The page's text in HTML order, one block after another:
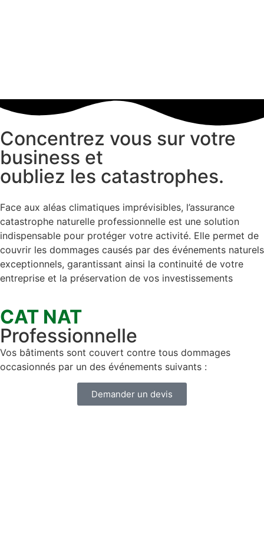
Concentrez vous sur votre
business et
oubliez les catastrophes.
Face aux aléas climatiques imprévisibles, l’assurance
catastrophe naturelle professionnelle est une solution
indispensable pour protéger votre activité. Elle permet de
couvrir les dommages causés par des événements naturels
exceptionnels, garantissant ainsi la continuité de votre
entreprise et la préservation de vos investissements
CAT NAT
Professionnelle
Vos bâtiments sont couvert contre tous dommages
occasionnés par un des événements suivants :
Demander un devis